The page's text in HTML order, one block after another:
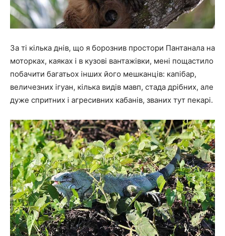
За ті кілька днів, що я борознив простори Пантанала на
моторках, каяках і в кузові вантажівки, мені пощастило
побачити багатьох інших його мешканців: капібар,
величезних ігуан, кілька видів мавп, стада дрібних, але
дуже спритних і агресивних кабанів, званих тут пекарі.